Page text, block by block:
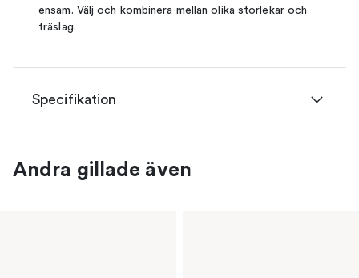
ensam. Välj och kombinera mellan olika storlekar och
träslag.
Specifikation
Andra gillade även